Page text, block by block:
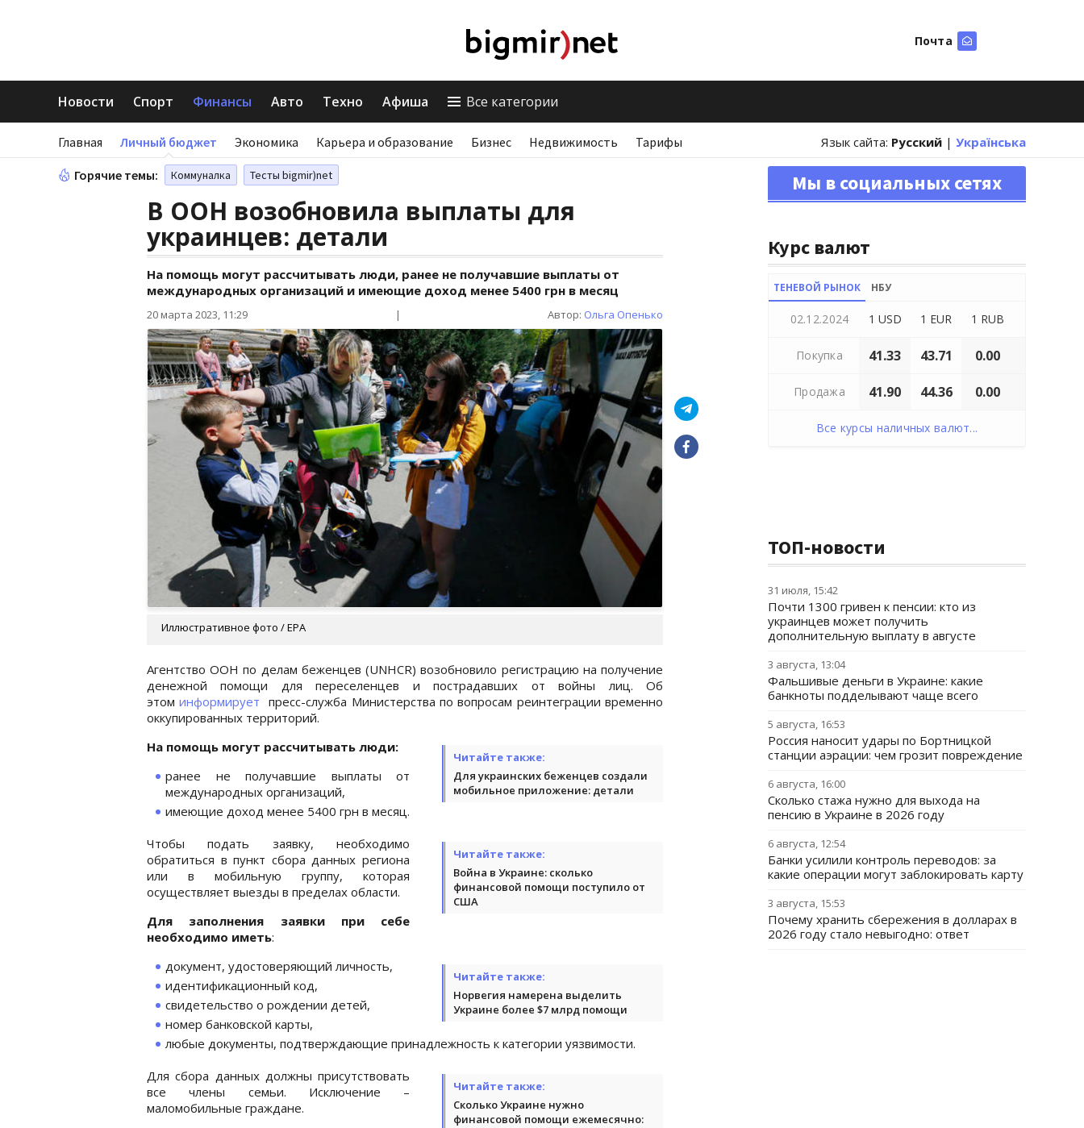
Почта
Новости Спорт Финансы Авто Техно Афиша Все категории
Главная Личный бюджет Экономика Карьера и образование Бизнес Недвижимость Тарифы Язык сайта: Русский | Українська
Горячие темы: Коммуналка Тесты bigmir)net
В ООН возобновила выплаты для
украинцев: детали
На помощь могут рассчитывать люди, ранее не получавшие выплаты от
международных организаций и имеющие доход менее 5400 грн в месяц
20 марта 2023, 11:29 | Автор: Ольга Опенько
Иллюстративное фото / EPA
Агентство ООН по делам беженцев (UNHCR) возобновило регистрацию на получение
денежной помощи для переселенцев и пострадавших от войны лиц. Об
этоминформирует пресс-служба Министерства по вопросам реинтеграции временно
оккупированных территорий.
Читайте также:
Для украинских беженцев создали
мобильное приложение: детали
На помощь могут рассчитывать люди:
ранее не получавшие выплаты от
международных организаций,
имеющие доход менее 5400 грн в месяц.
Читайте также:
Война в Украине: сколько
финансовой помощи поступило от
США
Чтобы подать заявку, необходимо
обратиться в пункт сбора данных региона
или в мобильную группу, которая
осуществляет выезды в пределах области.
Для заполнения заявки при себе
необходимо иметь:
Читайте также:
Норвегия намерена выделить
Украине более $7 млрд помощи
документ, удостоверяющий личность,
идентификационный код,
свидетельство о рождении детей,
номер банковской карты,
любые документы, подтверждающие принадлежность к категории уязвимости.
Читайте также:
Сколько Украине нужно
финансовой помощи ежемесячно:
Для сбора данных должны присутствовать
все члены семьи. Исключение –
маломобильные граждане.
Мы в социальных сетях
Курс валют
ТЕНЕВОЙ РЫНОК НБУ
02.12.2024 1 USD 1 EUR 1 RUB
Покупка 41.33 43.71 0.00
Продажа 41.90 44.36 0.00
Все курсы наличных валют...
ТОП-новости
31 июля, 15:42
Почти 1300 гривен к пенсии: кто из
украинцев может получить
дополнительную выплату в августе
3 августа, 13:04
Фальшивые деньги в Украине: какие
банкноты подделывают чаще всего
5 августа, 16:53
Россия наносит удары по Бортницкой
станции аэрации: чем грозит повреждение
6 августа, 16:00
Сколько стажа нужно для выхода на
пенсию в Украине в 2026 году
6 августа, 12:54
Банки усилили контроль переводов: за
какие операции могут заблокировать карту
3 августа, 15:53
Почему хранить сбережения в долларах в
2026 году стало невыгодно: ответ